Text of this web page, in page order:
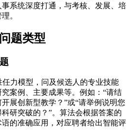
系统深度打通，与考核、发展、培
。
题类型
力模型，问及候选人的专业技能
案例、主要成果等。例如：“请结
展创新型教学？”或“请举例说明您
研突破的？”。算法会根据答案的
的准确应用，对应聘者给出智能评